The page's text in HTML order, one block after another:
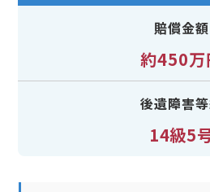
賠償金額
約450万
後遺障害
14級5